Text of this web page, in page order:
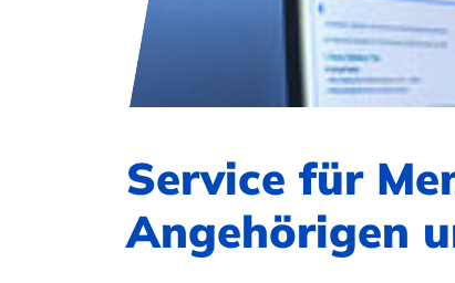
Service für
Angehörigen